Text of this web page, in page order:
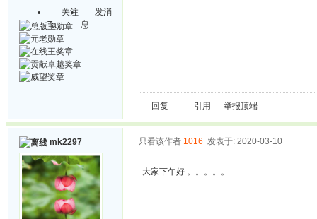
关注
Ta
发消
息
回复 引用 举报顶端
mk2297 只看该作者 1016 发表于: 2020-03-10
大家下午好 。。。。。